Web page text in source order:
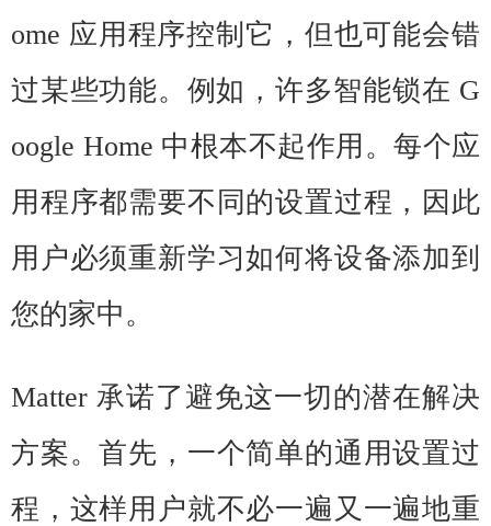
ome 应用程序控制它，但也可能会错
过某些功能。例如，许多智能锁在 G
oogle Home 中根本不起作用。每个应
用程序都需要不同的设置过程，因此
用户必须重新学习如何将设备添加到
您的家中。
Matter 承诺了避免这一切的潜在解决
方案。首先，一个简单的通用设置过
程，这样用户就不必一遍又一遍地重